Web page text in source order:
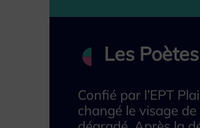
Les
Confié par l’EPT
changé le visage